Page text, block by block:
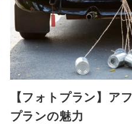
【フォトプラン】ア
プランの魅力